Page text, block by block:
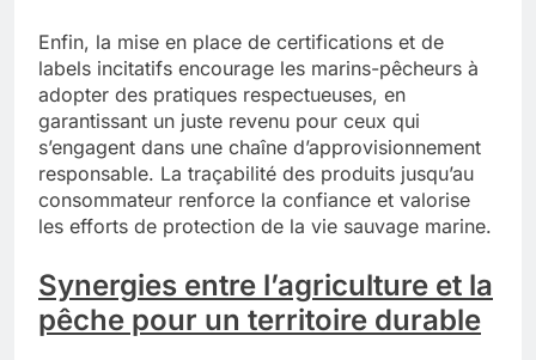
Enfin, la mise en place de certifications et de
labels incitatifs encourage les marins-pêcheurs à
adopter des pratiques respectueuses, en
garantissant un juste revenu pour ceux qui
s’engagent dans une chaîne d’approvisionnement
responsable. La traçabilité des produits jusqu’au
consommateur renforce la confiance et valorise
les efforts de protection de la vie sauvage marine.
Synergies entre l’agriculture et la
pêche pour un territoire durable